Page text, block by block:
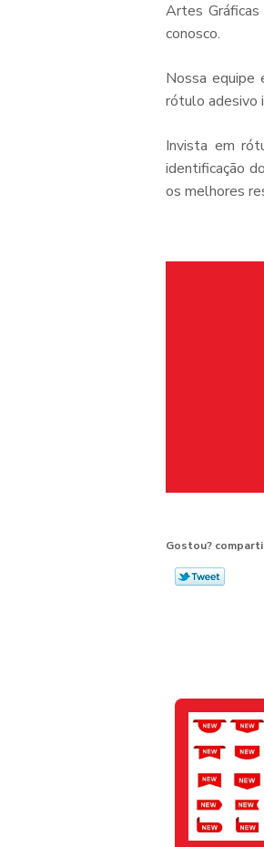
Artes
conosco.
Nossa equipe
rótulo adesivo
Invista em
identificação
os melhores
Gostou?